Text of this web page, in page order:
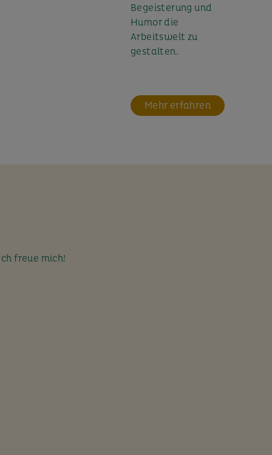
Begeisterung und
Humor die
Arbeitswelt zu
gestalten.
Mehr erfahren
freue mich!